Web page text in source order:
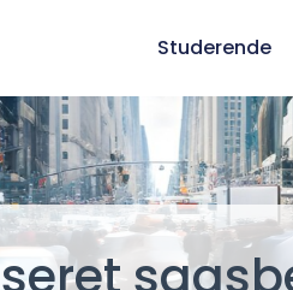
Studerende